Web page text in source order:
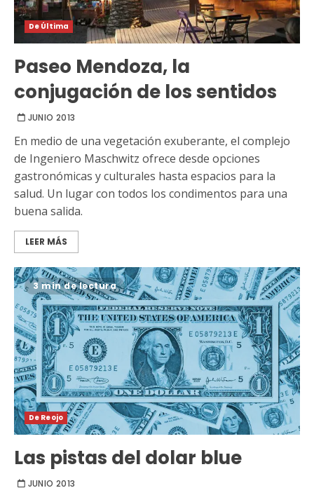
De Última
Paseo Mendoza, la
conjugación de los sentidos
JUNIO 2013
En medio de una vegetación exuberante, el complejo
de Ingeniero Maschwitz ofrece desde opciones
gastronómicas y culturales hasta espacios para la
salud. Un lugar con todos los condimentos para una
buena salida.
LEER MÁS
3 min de lectura
De Reojo
Las pistas del dolar blue
JUNIO 2013